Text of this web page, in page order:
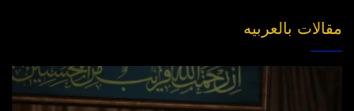
مقالات بالعربیه